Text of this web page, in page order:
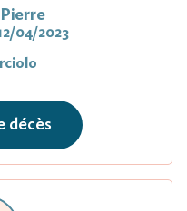
04/2023
décès